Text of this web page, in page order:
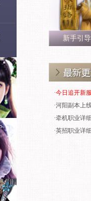
新手引导
·今日追开新
·河阳副本上
·牵机职业详
·英招职业详